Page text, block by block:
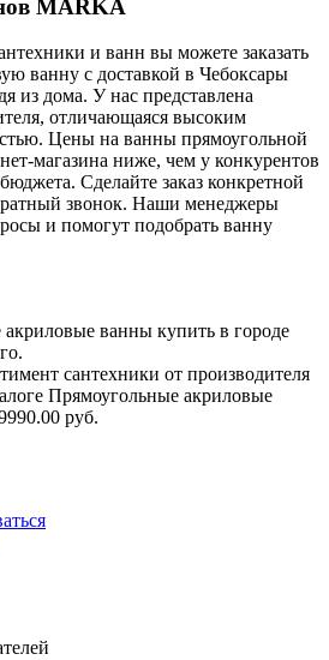
MARKA
и ванн вы можете заказать
ванну с доставкой в Чебоксары
из дома. У нас представлена
отличающаяся высоким
Цены на ванны прямоугольной
магазина ниже, чем у конкурентов
Сделайте заказ конкретной
звонок. Наши менеджеры
и помогут подобрать ванну
ванны купить в городе
сантехники от производителя
Прямоугольные акриловые
руб.